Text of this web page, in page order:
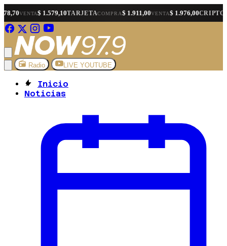
$ 1.579,10TARJETACOMPRA $ 1.911,00VENTA$ 1.976,00CRIPTOCOMPRA$
Radio LIVE YOUTUBE
Inicio
Noticias